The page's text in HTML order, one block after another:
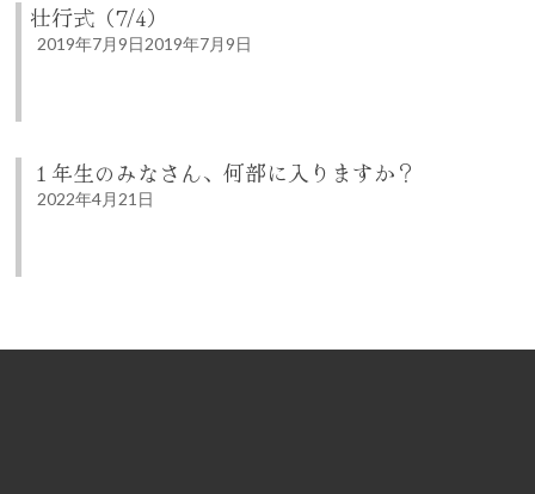
壮行式（7/4）
2019年7月9日2019年7月9日
１年生のみなさん、何部に入りますか？
2022年4月21日